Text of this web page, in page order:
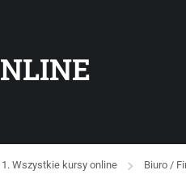
1. Wszystkie kursy online Biuro /